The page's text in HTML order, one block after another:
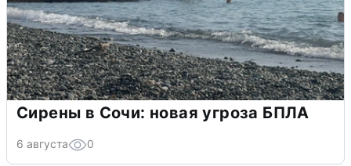
Сирены в Сочи: новая угроза БПЛА
6 августа 0